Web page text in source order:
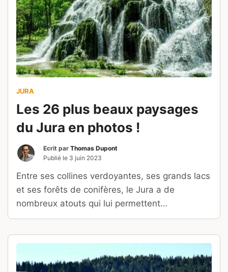
JURA
Les 26 plus beaux paysages
du Jura en photos !
Ecrit par Thomas Dupont
Publié le 3 juin 2023
Entre ses collines verdoyantes, ses grands lacs
et ses forêts de conifères, le Jura a de
nombreux atouts qui lui permettent
d’émerveiller ses visiteurs.